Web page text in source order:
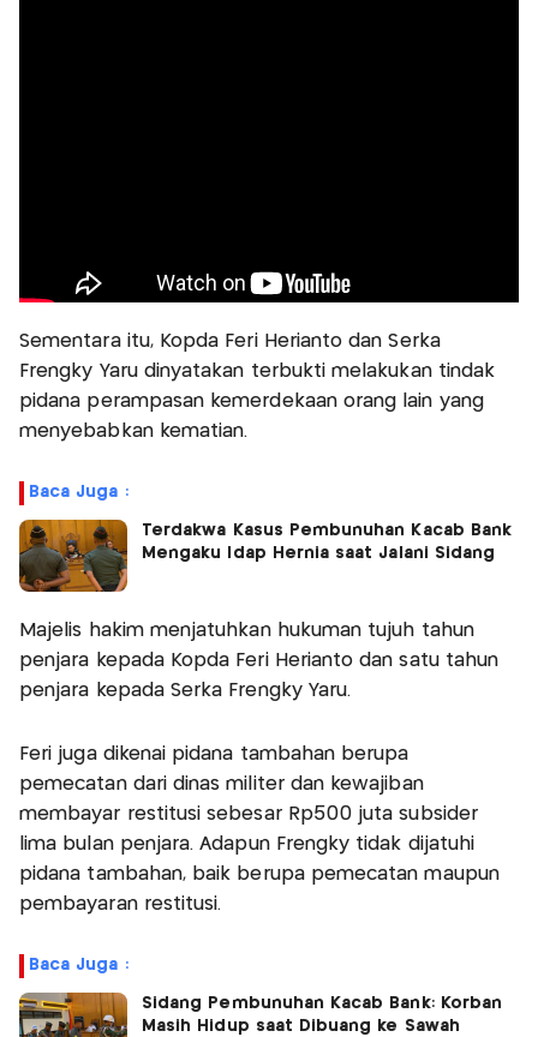
Sementara itu, Kopda Feri Herianto dan Serka
Frengky Yaru dinyatakan terbukti melakukan tindak
pidana perampasan kemerdekaan orang lain yang
menyebabkan kematian.
Baca Juga :
Terdakwa Kasus Pembunuhan Kacab Bank
Mengaku Idap Hernia saat Jalani Sidang
Majelis hakim menjatuhkan hukuman tujuh tahun
penjara kepada Kopda Feri Herianto dan satu tahun
penjara kepada Serka Frengky Yaru.
Feri juga dikenai pidana tambahan berupa
pemecatan dari dinas militer dan kewajiban
membayar restitusi sebesar Rp500 juta subsider
lima bulan penjara. Adapun Frengky tidak dijatuhi
pidana tambahan, baik berupa pemecatan maupun
pembayaran restitusi.
Baca Juga :
Sidang Pembunuhan Kacab Bank: Korban
Masih Hidup saat Dibuang ke Sawah